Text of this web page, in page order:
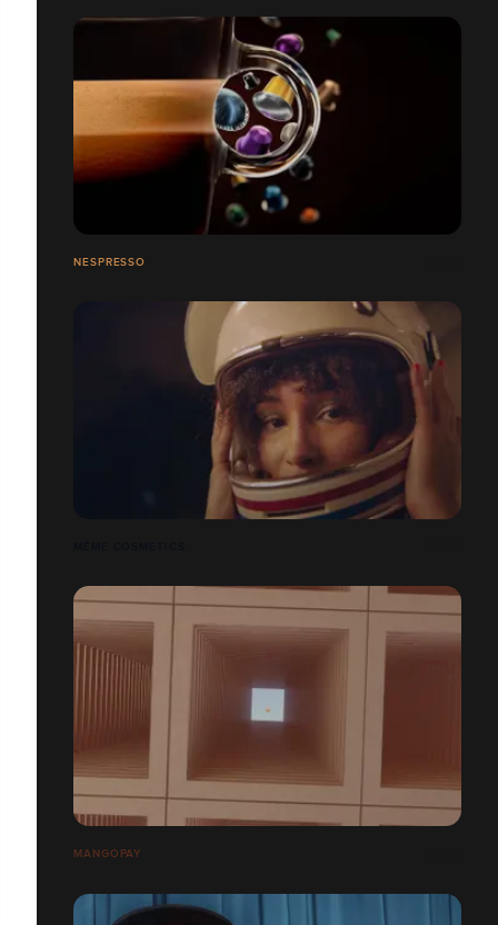
NESPRESSO
MANGOPAY